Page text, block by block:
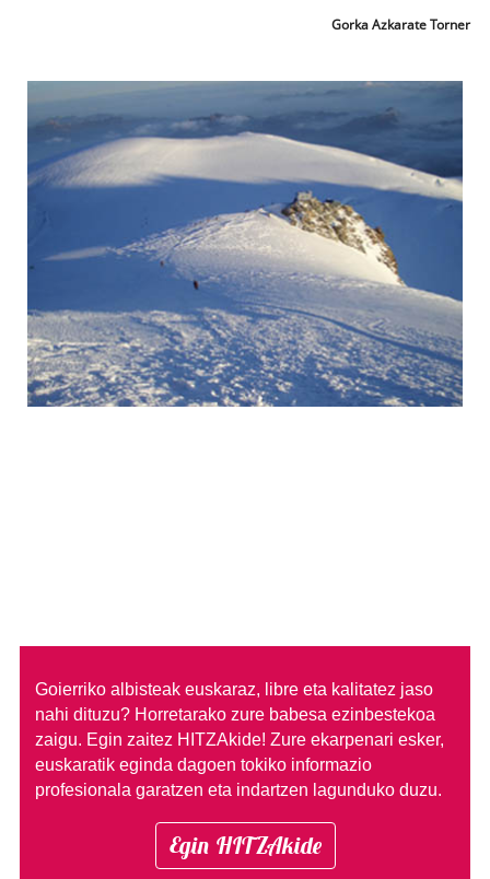
Gorka Azkarate Torner
Goierriko albisteak euskaraz, libre eta kalitatez jaso
nahi dituzu? Horretarako zure babesa ezinbestekoa
zaigu. Egin zaitez HITZAkide! Zure ekarpenari esker,
euskaratik eginda dagoen tokiko informazio
profesionala garatzen eta indartzen lagunduko duzu.
Egin HITZAkide